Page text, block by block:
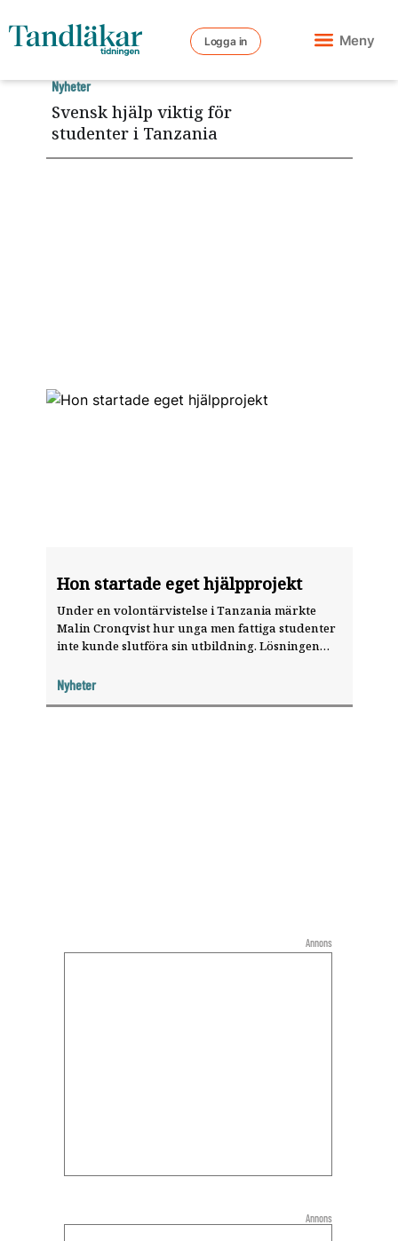
Logga in Meny
Hon startade eget hjälpprojekt
Under en volontärvistelse i Tanzania märkte
Malin Cronqvist hur unga men fattiga studenter
inte kunde slutföra sin utbildning. Lösningen
bland annat till tandläkare.
Nyheter
Svensk hjälp viktig för
studenter i Tanzania
Nyheter
Annons
Annons